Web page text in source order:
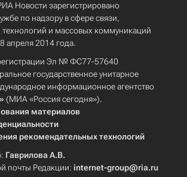
Новости зарегистрировано
по надзору в сфере связи,
и массовых коммуникаций
апреля 2014 года.
Эл № ФС77-57640
государственное унитарное
информационное агентство
(МИА «Россия сегодня»).
материалов
рекомендательных технологий
Гаврилова А.В.
почты Редакции: internet-group@ria.ru